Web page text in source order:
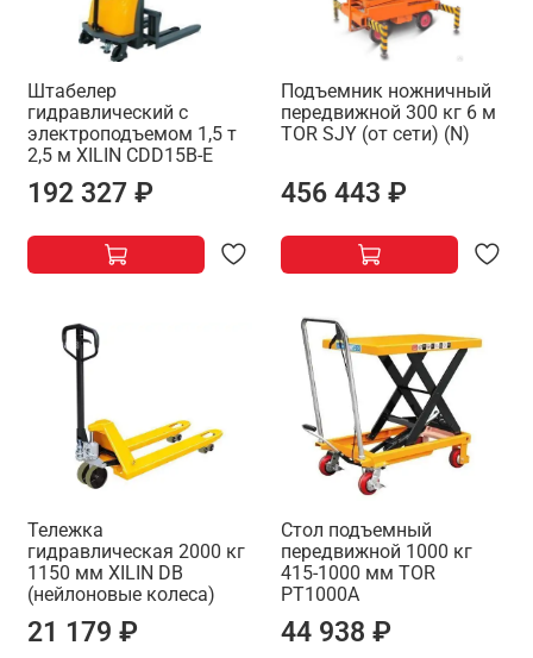
Штабелер
гидравлический с
электроподъемом 1,5 т
2,5 м XILIN CDD15B-E
192 327 ₽
Подъемник ножничный
передвижной 300 кг 6 м
TOR SJY (от сети) (N)
456 443 ₽
Тележка
гидравлическая 2000 кг
1150 мм XILIN DB
(нейлоновые колеса)
21 179 ₽
Стол подъемный
передвижной 1000 кг
415-1000 мм TOR
PT1000A
44 938 ₽